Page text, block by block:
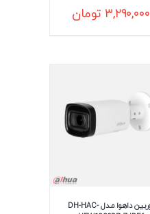
۳,۲۹۰,۰۰۰ تومان
دوربین داهوا مـدل DH-HAC-